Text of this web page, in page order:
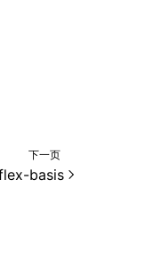
下一页
basis